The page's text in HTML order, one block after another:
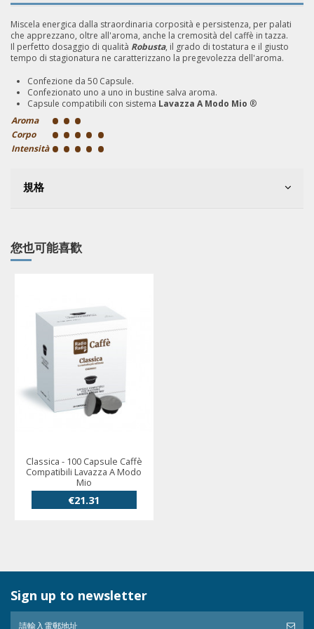
Miscela energica dalla straordinaria corposità e persistenza, per palati
che apprezzano, oltre all'aroma, anche la cremosità del caffè in tazza.
Il perfetto dosaggio di qualità Robusta, il grado di tostatura e il giusto
tempo di stagionatura ne caratterizzano la pregevolezza dell'aroma.
Confezione da 50 Capsule.
Confezionato uno a uno in bustine salva aroma.
Capsule compatibili con sistema Lavazza A Modo Mio ®
Aroma
•••
Corpo •••••
Intensità •••••
規格
您也可能喜歡
Classica - 100 Capsule Caffè
Compatibili Lavazza A Modo
Mio
€21.31
Sign up to newsletter